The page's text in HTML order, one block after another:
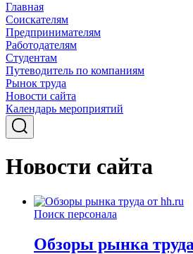
Главная
Соискателям
Предпринимателям
Работодателям
Студентам
Путеводитель по компаниям
Рынок труда
Новости сайта
Календарь мероприятий
Новости сайта
Поиск персонала
Обзоры рынка